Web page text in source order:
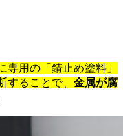
専用の「錆止め塗料」
することで、 金属が腐